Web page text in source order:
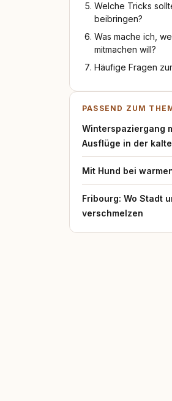
Welche Tricks
beibringen?
Was mache ich,
mitmachen will?
Häufige Fragen
PASSEND ZUM
Winterspaziergang
Ausflüge in der
Mit Hund bei
Fribourg: Wo Stadt
verschmelzen